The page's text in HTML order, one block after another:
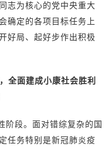
志为核心的党中央重大
确定的各项目标任务上
好局、起好步作出积极
面建成小康社会胜利
阶段。面对错综复杂的国
任务特别是新冠肺炎疫